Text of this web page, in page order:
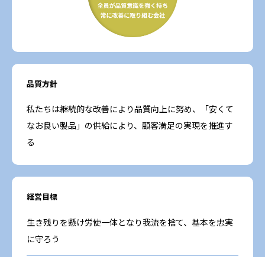
品質方針
私たちは継続的な改善により品質向上に努め、「安くて
なお良い製品」の供給により、顧客満足の実現を推進す
る
経営目標
生き残りを懸け労使一体となり我流を捨て、基本を忠実
に守ろう